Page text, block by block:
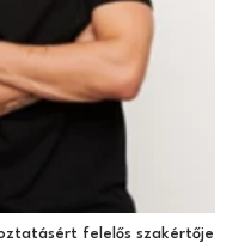
felelős szakértője